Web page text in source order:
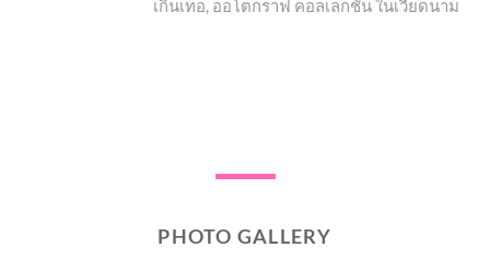
เกิ่นเทอ, ออโตกราฟ คอลเลกชัน ในเวียดนาม
PHOTO GALLERY